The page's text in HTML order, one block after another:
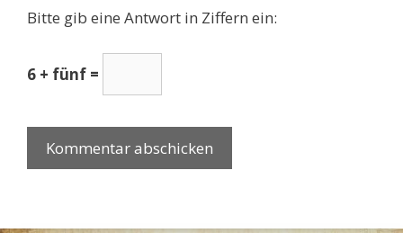
Bitte gib eine Antwort in Ziffern ein:
6 + fünf =